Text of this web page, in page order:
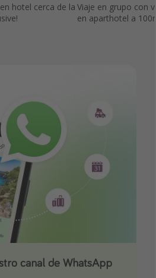
hotel cerca de la Viaje en grupo con
en aparthotel a
canal de WhatsApp
appcanal de Telegram!